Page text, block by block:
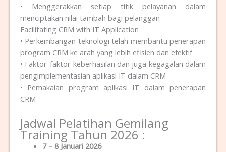
• Menggerakkan setiap titik pelayanan dalam
menciptakan nilai tambah bagi pelanggan
Facilitating CRM with IT Application
• Perkembangan teknologi telah membantu penerapan
program CRM ke arah yang lebih efisien dan efektif
• Faktor-faktor keberhasilan dan juga kegagalan dalam
pengimplementasian aplikasi IT dalam CRM
• Pemakaian program aplikasi IT dalam penerapan
CRM
Jadwal Pelatihan Gemilang
Training Tahun 2026 :
7 – 8 Januari 2026